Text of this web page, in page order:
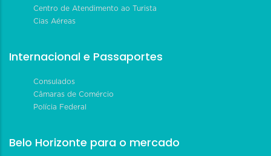
Centro de Atendimento ao Turista
Cias Aéreas
Internacional e Passaportes
Consulados
Câmaras de Comércio
Polícia Federal
Belo Horizonte para o mercado